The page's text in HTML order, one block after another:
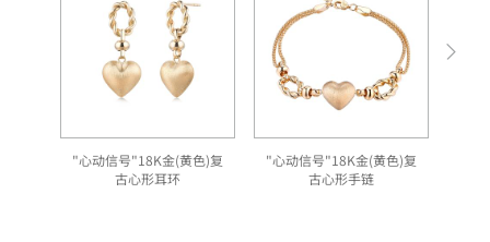
"心动信号"18K金(黄色)复
古心形耳环
"心动信号"18K金(黄色)复
古心形手链